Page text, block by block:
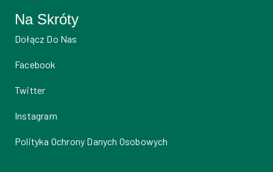
Na Skróty
Dołącz Do Nas
Facebook
Twitter
Instagram
Polityka Ochrony Danych Osobowych